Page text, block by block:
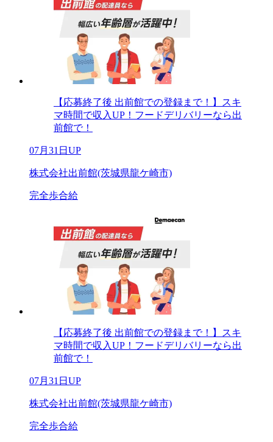
【応募終了後 出前館での登録まで！】スキ
マ時間で収入UP！フードデリバリーなら出
前館で！
07月31日UP
株式会社出前館(茨城県龍ケ崎市)
完全歩合給
【応募終了後 出前館での登録まで！】スキ
マ時間で収入UP！フードデリバリーなら出
前館で！
07月31日UP
株式会社出前館(茨城県龍ケ崎市)
完全歩合給